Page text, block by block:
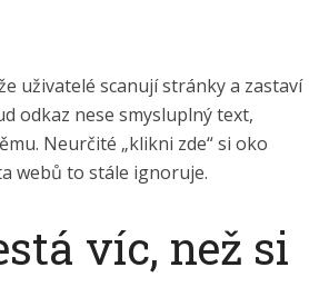
uživatelé scanují stránky a zastaví
odkaz nese smysluplný text,
Neurčité „klikni zde“ si oko
webů to stále ignoruje.
víc, než si